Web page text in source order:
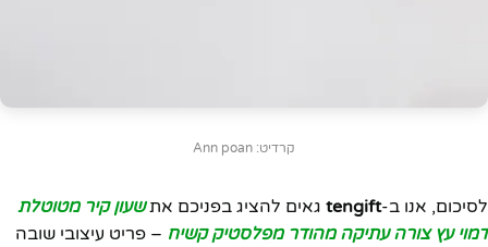
קרדיט: Ann poan
לסיכום, אנו ב-tengift גאים להציג בפניכם אתשעון קיר מטוטלת
דמוי עץ צורה עתיקה מהודר מפלסטיק קשיח – פריט עיצובי שובה